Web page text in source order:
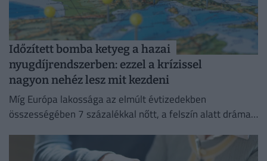
Időzített bomba ketyeg a hazai
nyugdíjrendszerben: ezzel a krízissel
nagyon nehéz lesz mit kezdeni
Míg Európa lakossága az elmúlt évtizedekben
összességében 7 százalékkal nőtt, a felszín alatt drámai